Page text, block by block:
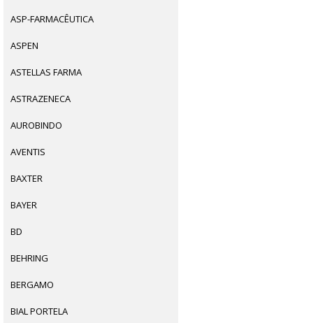
ASP-FARMACÊUTICA
ASPEN
ASTELLAS FARMA
ASTRAZENECA
AUROBINDO
AVENTIS
BAXTER
BAYER
BD
BEHRING
BERGAMO
BIAL PORTELA